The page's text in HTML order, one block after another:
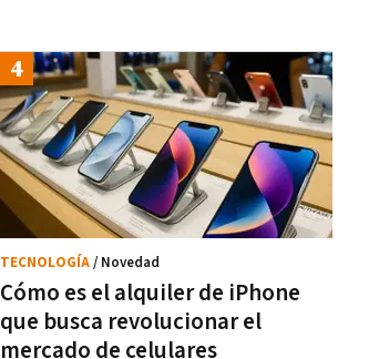
Cómo es el alquiler de iPhone
que busca revolucionar el
mercado de celulares
TECNOLOGÍA/ Novedad